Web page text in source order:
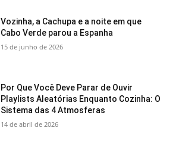
Vozinha, a Cachupa e a noite em que
Cabo Verde parou a Espanha
15 de junho de 2026
Por Que Você Deve Parar de Ouvir
Playlists Aleatórias Enquanto Cozinha: O
Sistema das 4 Atmosferas
14 de abril de 2026